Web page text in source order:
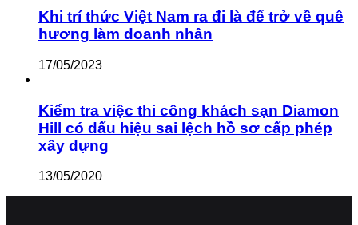
Khi trí thức Việt Nam ra đi là để trở về quê
hương làm doanh nhân
17/05/2023
Kiểm tra việc thi công khách sạn Diamon
Hill có dấu hiệu sai lệch hồ sơ cấp phép
xây dựng
13/05/2020